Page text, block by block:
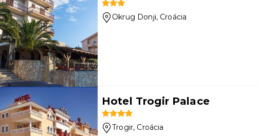
Okrug Donji, Croácia
Hotel Trogir Palace
Trogir, Croácia